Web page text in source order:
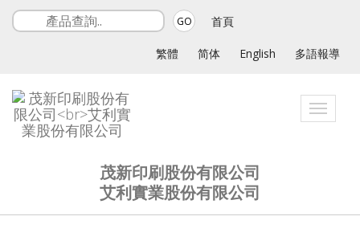
GO 首頁
繁體 简体 English 多語報導
Toggle
茂新印刷股份有限公司
艾利實業股份有限公司